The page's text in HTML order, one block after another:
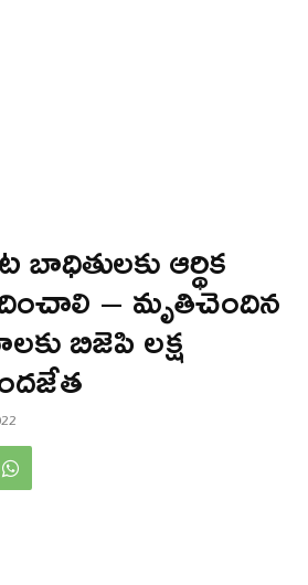
బాధితులకు ఆర్థిక
– మృతిచెందిన
బిజెపి లక్ష